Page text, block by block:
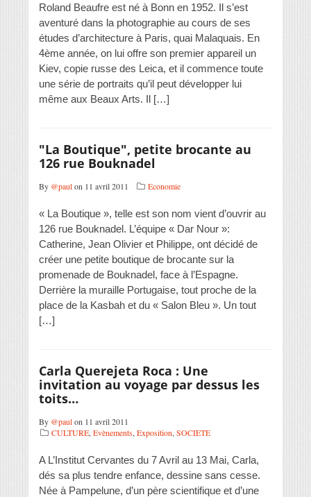
Roland Beaufre est né à Bonn en 1952. Il s’est
aventuré dans la photographie au cours de ses
études d’architecture à Paris, quai Malaquais. En
4ème année, on lui offre son premier appareil un
Kiev, copie russe des Leica, et il commence toute
une série de portraits qu’il peut développer lui
même aux Beaux Arts. Il […]
"La Boutique", petite brocante au
126 rue Bouknadel
By @paulon 11 avril 2011 Economie
« La Boutique », telle est son nom vient d’ouvrir au
126 rue Bouknadel. L’équipe « Dar Nour »:
Catherine, Jean Olivier et Philippe, ont décidé de
créer une petite boutique de brocante sur la
promenade de Bouknadel, face à l’Espagne.
Derrière la muraille Portugaise, tout proche de la
place de la Kasbah et du « Salon Bleu ». Un tout
[…]
Carla Querejeta Roca : Une
invitation au voyage par dessus les
toits…
By @paulon 11 avril 2011
CULTURE, Evènements, Exposition, SOCIETE
A ‎L’Institut Cervantes du 7 Avril au 13 Mai, Carla,
dés sa plus tendre enfance, dessine sans cesse.
Née à Pampelune, d’un père scientifique et d’une